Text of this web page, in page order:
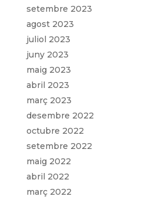
setembre 2023
agost 2023
juliol 2023
juny 2023
maig 2023
abril 2023
març 2023
desembre 2022
octubre 2022
setembre 2022
maig 2022
abril 2022
març 2022